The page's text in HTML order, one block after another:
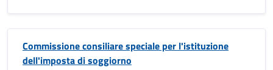
Commissione consiliare speciale per l'istituzione
dell'imposta di soggiorno